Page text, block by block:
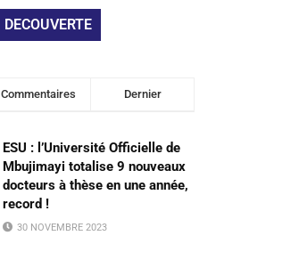
DECOUVERTE
Commentaires Dernier
ESU : l’Université Officielle de
Mbujimayi totalise 9 nouveaux
docteurs à thèse en une année,
record !
30 NOVEMBRE 2023